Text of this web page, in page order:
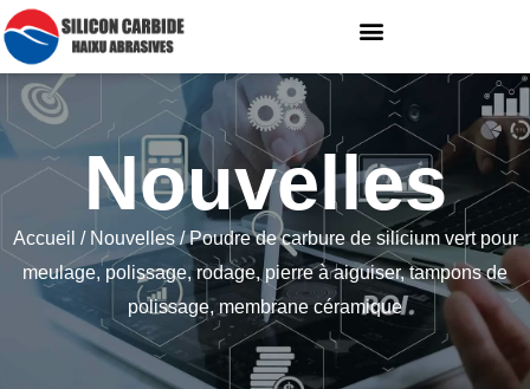
Nouvelles
Accueil / Nouvelles/ Poudre de carbure de silicium vert pour
meulage, polissage, rodage, pierre à aiguiser, tampons de
polissage, membrane céramique